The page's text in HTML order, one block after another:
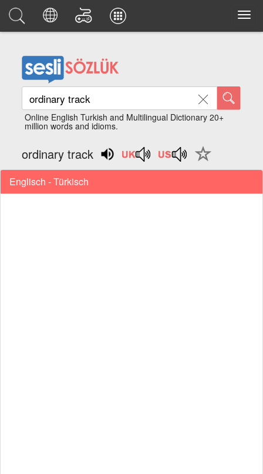
Online English Turkish and Multilingual Dictionary 20+
million words and idioms.
ordinary track
Englisch - Türkisch